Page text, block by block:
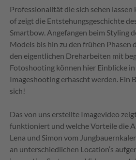
Professionalität die sich sehen
of zeigt die Entstehungsgeschichte
Smartbow. Angefangen beim Styling
Models bis hin zu den frühen Phasen
den eigentlichen Dreharbeiten mit
Fotoshooting können hier Einblicke
Imageshooting erhascht werden. Ein
sich!
Das von uns erstellte Imagevideo
funktioniert und welche Vorteile die
Lena und Simon vom
an unterschiedlichen Location‘s